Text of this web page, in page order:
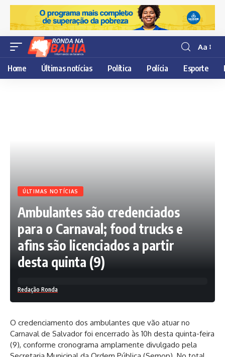
Resisor
de
fonte
Aa
Home Últimas notícias Política Polícia Esporte
ÚLTIMAS NOTÍCIAS
Ambulantes são credenciados
para o Carnaval; food trucks e
afins são licenciados a partir
desta quinta (9)
Redação Ronda
O credenciamento dos ambulantes que vão atuar no
Carnaval de Salvador foi encerrado às 10h desta quinta-feira
(9), conforme cronograma amplamente divulgado pela